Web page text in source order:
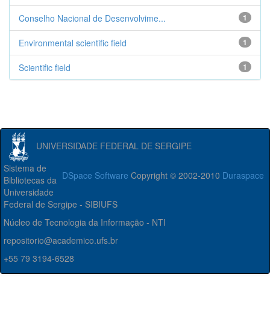
1
Conselho Nacional de Desenvolvime...
1
Environmental scientific field
1
Scientific field
UNIVERSIDADE FEDERAL DE SERGIPE
DSpace Software Copyright © 2002-2010 Duraspace
Sistema de
Bibliotecas da
Universidade
Federal de Sergipe - SIBIUFS
Núcleo de Tecnologia da Informação - NTI
repositorio@academico.ufs.br
+55 79 3194-6528